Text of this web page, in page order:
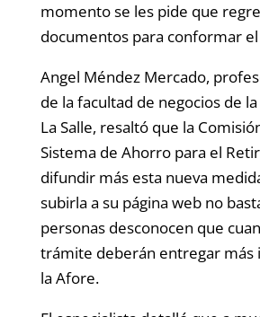
momento se les pide que
documentos para conformar
Angel Méndez Mercado,
de la facultad de negocios de
La Salle, resaltó que la
Sistema de Ahorro para el
difundir más esta nueva
subirla a su página web no
personas desconocen que
trámite deberán entregar más
la Afore.